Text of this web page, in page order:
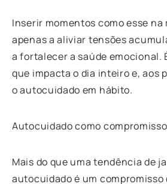
Inserir momentos como esse
apenas a aliviar tensões
a fortalecer a saúde emocional.
que impacta o dia inteiro e, aos
o autocuidado em hábito.
Autocuidado como
Mais do que uma tendência de
autocuidado é um